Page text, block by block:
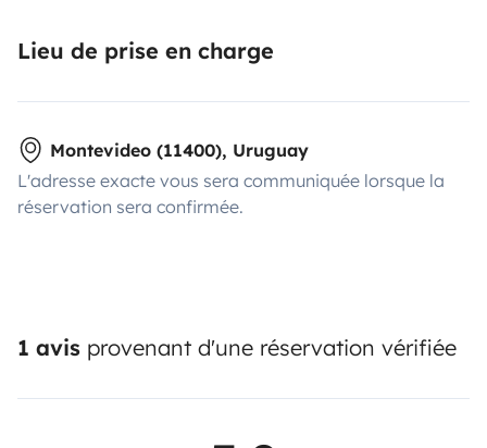
Lieu de prise en charge
Montevideo (11400), Uruguay
L'adresse exacte vous sera communiquée lorsque la
réservation sera confirmée.
1 avis provenant d'une réservation vérifiée